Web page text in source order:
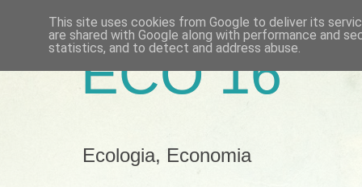
ECO 16
Ecologia, Economia
This site uses cookies from Google to deliver its
are shared with Google along with performance and
statistics, and to detect and address abuse.